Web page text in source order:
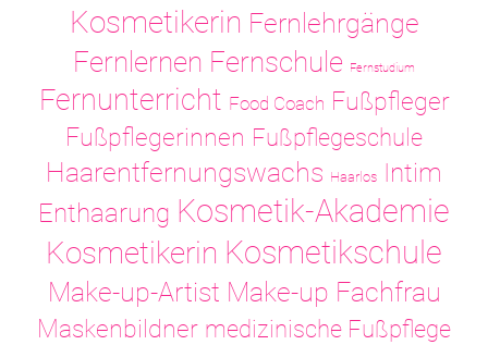
Kosmetikerin Fernlehrgänge
Fernlernen Fernschule Fernstudium
Fernunterricht Food Coach Fußpfleger
Fußpflegerinnen Fußpflegeschule
Haarentfernungswachs Haarlos Intim
Enthaarung Kosmetik-Akademie
Kosmetikerin Kosmetikschule
Make-up-Artist Make-up Fachfrau
Maskenbildner medizinische Fußpflege